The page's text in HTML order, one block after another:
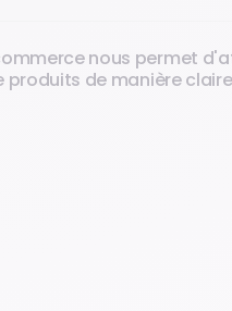
nous permet
de manière